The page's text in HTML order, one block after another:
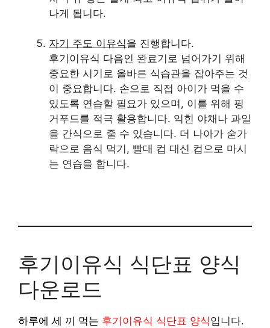
나게 됩니다.
자기 주도 이유식을 진행합니다.
후기이유식 다음인 완료기로 넘어가기 위해
중요한 시기로 올바른 식습관을 잡아주는 것
이 중요합니다. 손으로 직접 아이가 먹을 수
있도록 연습할 필요가 있으며, 이를 위해 핑
거푸드를 적극 활용합니다. 익힌 야채나 과일
을 간식으로 줄 수 있습니다. 더 나아가 숟가
락으로 음식 먹기, 빨대 컵 대신 컵으로 마시
는 연습을 합니다.
후기이유식 식단표 양식
다운로드
하루에 세 끼 먹는 후기이유식 식단표 양식입니다.